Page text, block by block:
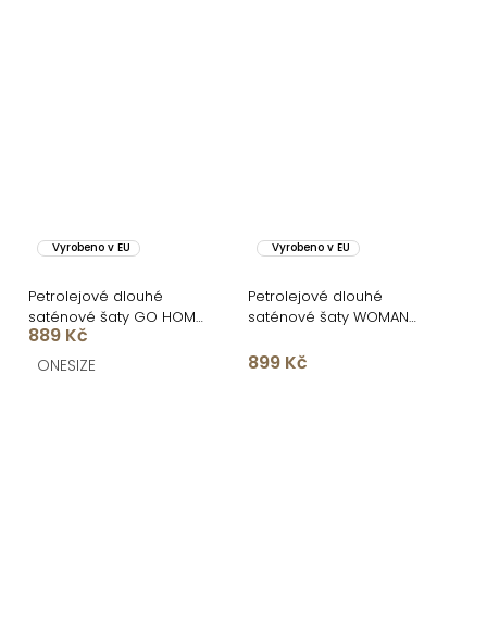
Vyrobeno v EU
Petrolejové dlouhé
saténové šaty GO HOME
pro družičky
889 Kč
ONESIZE
Vyrobeno v EU
Petrolejové dlouhé
saténové šaty WOMAN
899 Kč